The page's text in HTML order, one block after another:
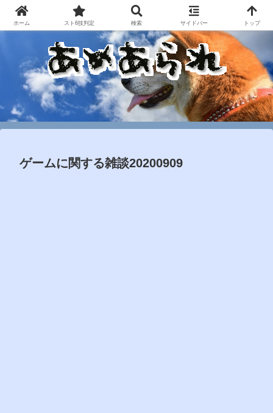
ゲームに関する雑談20200909
ホーム スト6技判定 検索 サイドバー トップ